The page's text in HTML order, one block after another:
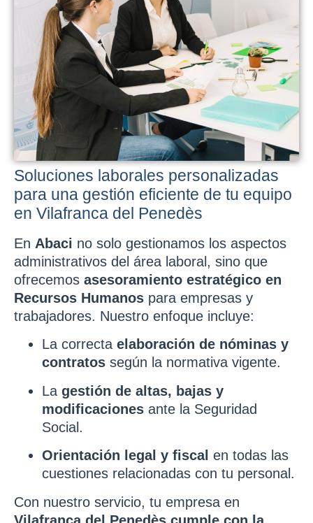
Soluciones laborales personalizadas
para una gestión eficiente de tu equipo
en Vilafranca del Penedès
En Abaci no solo gestionamos los aspectos
administrativos del área laboral, sino que
ofrecemos asesoramiento estratégico en
Recursos Humanos para empresas y
trabajadores. Nuestro enfoque incluye:
La correcta elaboración de nóminas y
contratos según la normativa vigente.
La gestión de altas, bajas y
modificaciones ante la Seguridad
Social.
Orientación legal y fiscal en todas las
cuestiones relacionadas con tu personal.
Con nuestro servicio, tu empresa en
Vilafranca del Penedès cumple con la